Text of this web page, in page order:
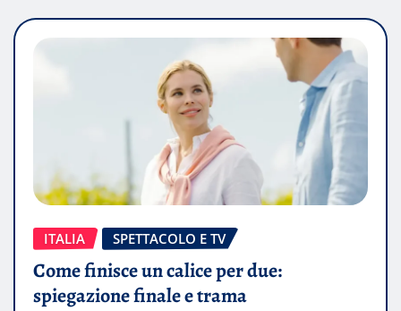
ITALIA SPETTACOLO E TV
Come finisce un calice per due:
spiegazione finale e trama